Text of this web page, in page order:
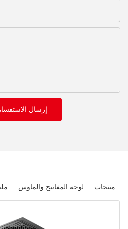
إرسال
منتجات لوحة المفاتيح والماوس